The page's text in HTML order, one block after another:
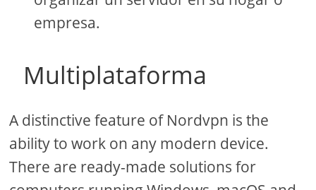
empresa.
Multiplataforma
A distinctive feature of Nordvpn is the
ability to work on any modern device.
There are ready-made solutions for